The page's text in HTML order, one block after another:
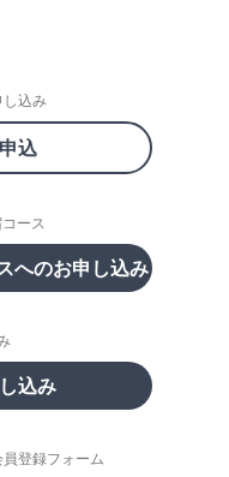
込み
込
ース
へのお申し込み
込み
登録フォーム